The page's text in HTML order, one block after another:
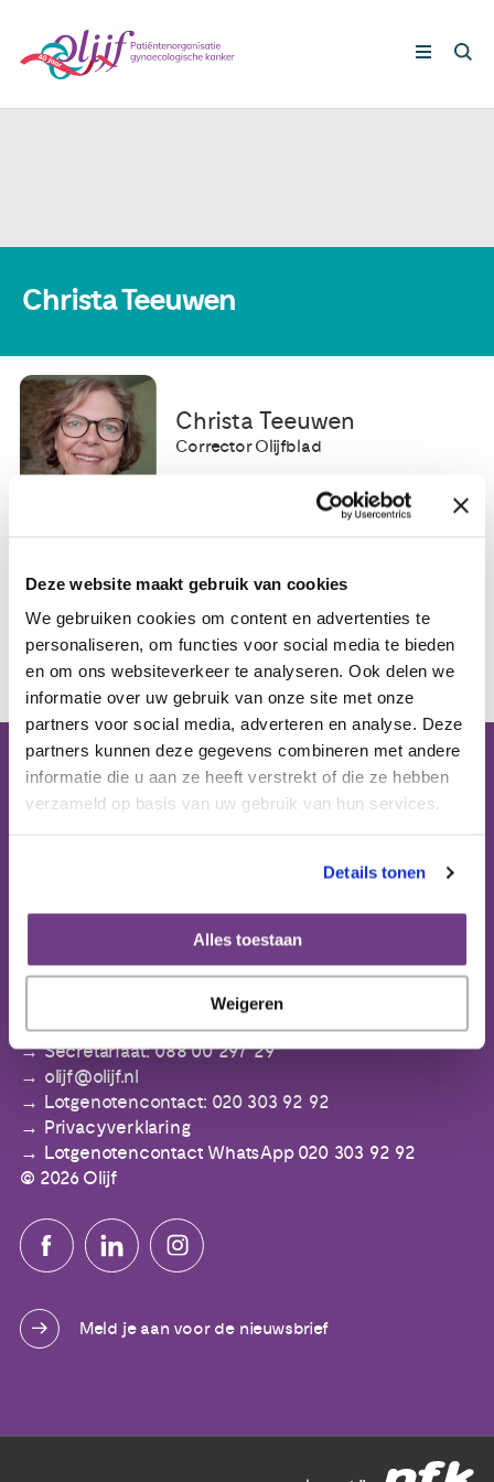
Deze website maakt gebruik van cookies
We gebruiken cookies om content en advertenties te
personaliseren, om functies voor social media te bieden
en om ons websiteverkeer te analyseren. Ook delen we
informatie over uw gebruik van onze site met onze
partners voor social media, adverteren en analyse. Deze
partners kunnen deze gegevens combineren met andere
informatie die u aan ze heeft verstrekt of die ze hebben
verzameld op basis van uw gebruik van hun services.
Details tonen
Alles toestaan
Weigeren
Nieuws
Ervaringsdeskundigheid
Over ons
Contact
Christa Teeuwen
Christa Teeuwen
Corrector Olijfblad
Terug
Bezoekadres (op afspraak):
IBAN: NL64 ABNA 0553 3394 00
Secretariaat: 088 00 297 29
olijf@olijf.nl
Lotgenotencontact: 020 303 92 92
Privacyverklaring
Lotgenotencontact WhatsApp 020 303 92 92
© 2026 Olijf
Meld je aan voor de nieuwsbrief